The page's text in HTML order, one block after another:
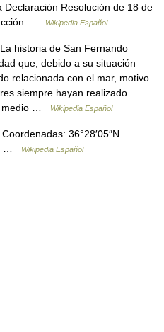
Declaración Resolución de 18 de
…
Wikipedia Español
historia de San Fernando
que, debido a su situación
relacionada con el mar, motivo
siempre hayan realizado
medio …
Wikipedia Español
36°28′05″N
…
Wikipedia Español